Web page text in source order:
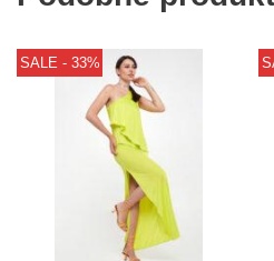
SALE - 33%